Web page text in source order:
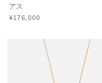
アス
¥176,000